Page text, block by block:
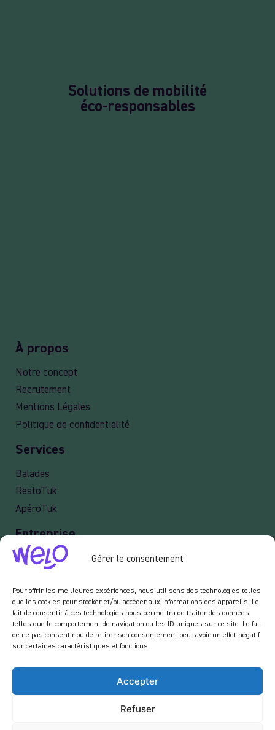
Gérer le consentement
Pour offrir les meilleures expériences, nous utilisons des technologies telles
que les cookies pour stocker et/ou accéder aux informations des appareils. Le
fait de consentir à ces technologies nous permettra de traiter des données
telles que le comportement de navigation ou les ID uniques sur ce site. Le fait
de ne pas consentir ou de retirer son consentement peut avoir un effet négatif
sur certaines caractéristiques et fonctions.
Accepter
Refuser
Solutions de mobilité
éco-responsables
À propos
Notre concept
Recrutement
Mentions Légales
Politique de confidentialité
Services
Balades
RestoTuk
ApéroTuk
Entreprise
Events
Livraison
Newsletter :
part dans le cadre des activités de notre site.